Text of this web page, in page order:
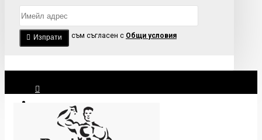
Изпрати
Прочетох и съм съгласен с Общи условия
Регистрация